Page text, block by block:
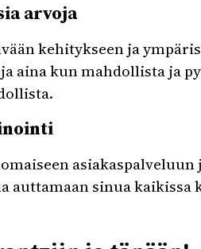
arvoja
kehitykseen ja
aina kun mahdollista ja
auttamaan sinua kaikissa